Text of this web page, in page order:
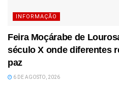
INFORMAÇÃO
Feira Moçárabe de
século X onde diferentes
paz
6 DE AGOSTO, 2026